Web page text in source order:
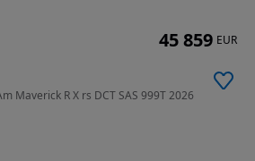
Maverick R X rs DCT SAS 999T 2026
45 859 EUR